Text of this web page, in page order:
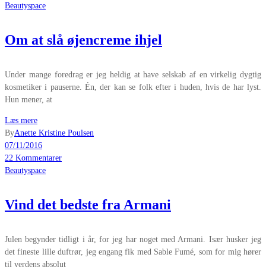
Beautyspace
Om at slå øjencreme ihjel
Under mange foredrag er jeg heldig at have selskab af en virkelig dygtig
kosmetiker i pauserne. Én, der kan se folk efter i huden, hvis de har lyst.
Hun mener, at
Læs mere
ByAnette Kristine Poulsen
07/11/2016
22 Kommentarer
Beautyspace
Vind det bedste fra Armani
Julen begynder tidligt i år, for jeg har noget med Armani. Især husker jeg
det fineste lille duftrør, jeg engang fik med Sable Fumé, som for mig hører
til verdens absolut